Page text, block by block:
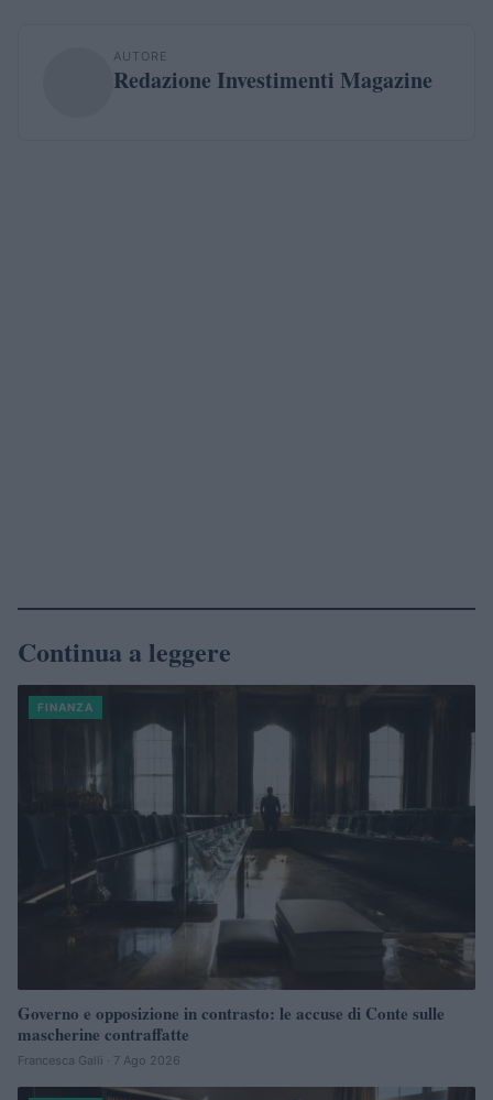
AUTORE
Redazione Investimenti Magazine
Continua a leggere
FINANZA
Governo e opposizione in contrasto: le accuse di Conte sulle
mascherine contraffatte
Francesca Galli · 7 Ago 2026